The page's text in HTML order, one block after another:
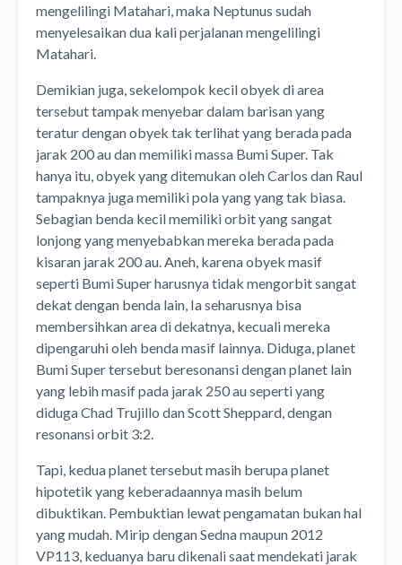
mengelilingi Matahari, maka Neptunus sudah
menyelesaikan dua kali perjalanan mengelilingi
Matahari.
Demikian juga, sekelompok kecil obyek di area
tersebut tampak menyebar dalam barisan yang
teratur dengan obyek tak terlihat yang berada pada
jarak 200 au dan memiliki massa Bumi Super. Tak
hanya itu, obyek yang ditemukan oleh Carlos dan Raul
tampaknya juga memiliki pola yang yang tak biasa.
Sebagian benda kecil memiliki orbit yang sangat
lonjong yang menyebabkan mereka berada pada
kisaran jarak 200 au. Aneh, karena obyek masif
seperti Bumi Super harusnya tidak mengorbit sangat
dekat dengan benda lain, Ia seharusnya bisa
membersihkan area di dekatnya, kecuali mereka
dipengaruhi oleh benda masif lainnya. Diduga, planet
Bumi Super tersebut beresonansi dengan planet lain
yang lebih masif pada jarak 250 au seperti yang
diduga Chad Trujillo dan Scott Sheppard, dengan
resonansi orbit 3:2.
Tapi, kedua planet tersebut masih berupa planet
hipotetik yang keberadaannya masih belum
dibuktikan. Pembuktian lewat pengamatan bukan hal
yang mudah. Mirip dengan Sedna maupun 2012
VP113, keduanya baru dikenali saat mendekati jarak